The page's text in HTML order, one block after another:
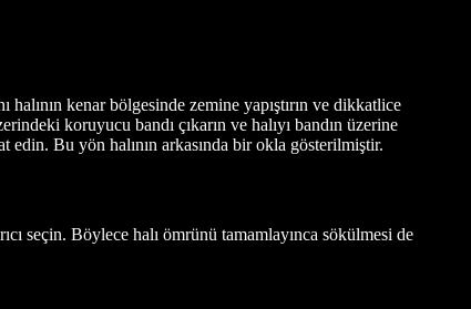
kenar bölgesinde zemine yapıştırın ve dikkatlice
koruyucu bandı çıkarın ve halıyı bandın üzerine
edin. Bu yön halının arkasında bir okla gösterilmiştir.
seçin. Böylece halı ömrünü tamamlayınca sökülmesi de